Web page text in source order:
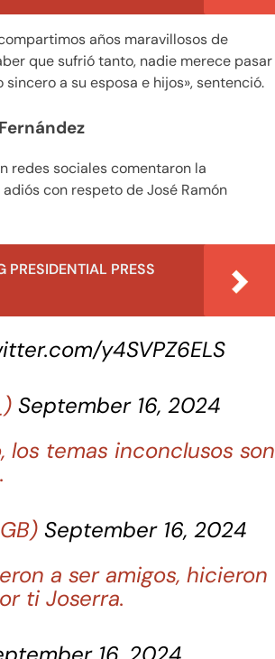
años maravillosos de
que sufrió tanto, nadie merece pasar
a su esposa e hijos», sentenció.
redes sociales comentaron la
con respeto de José Ramón
PRESS
y4SVPZ6ELS
September 16, 2024
los temas inconclusos son
September 16, 2024
a ser amigos, hicieron
ti Joserra.